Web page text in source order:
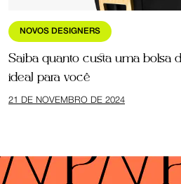
NOVOS DESIGNERS
Saiba quanto custa uma bolsa
ideal para você
21 DE NOVEMBRO DE 2024